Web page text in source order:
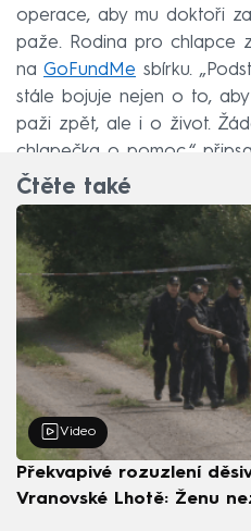
operace, aby mu doktoři
paže. Rodina pro chlapce
na GoFundMe sbírku.
stále bojuje nejen o to,
paži zpět, ale i o život.
chlapečka o pomoc,“
Čtěte také
Video
Překvapivé rozuzlení
Vranovské Lhotě: Ženu